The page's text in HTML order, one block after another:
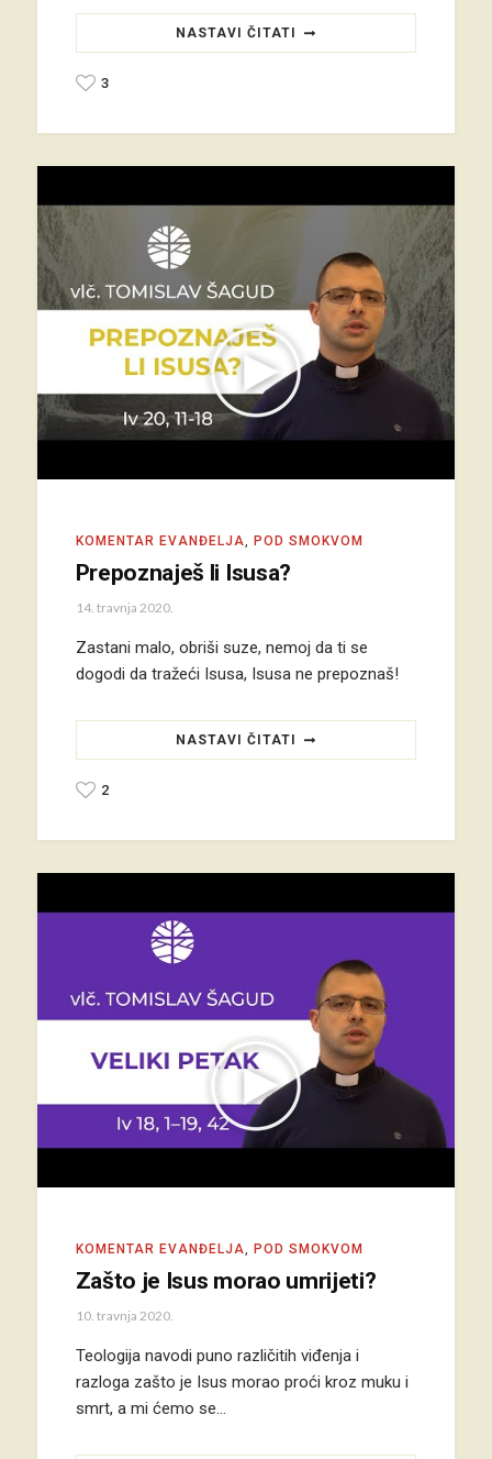
NASTAVI ČITATI
3
KOMENTAR EVANĐELJA, POD SMOKVOM
Prepoznaješ li Isusa?
14. travnja 2020.
Zastani malo, obriši suze, nemoj da ti se
dogodi da tražeći Isusa, Isusa ne prepoznaš!
NASTAVI ČITATI
2
KOMENTAR EVANĐELJA, POD SMOKVOM
Zašto je Isus morao umrijeti?
10. travnja 2020.
Teologija navodi puno različitih viđenja i
razloga zašto je Isus morao proći kroz muku i
smrt, a mi ćemo se…